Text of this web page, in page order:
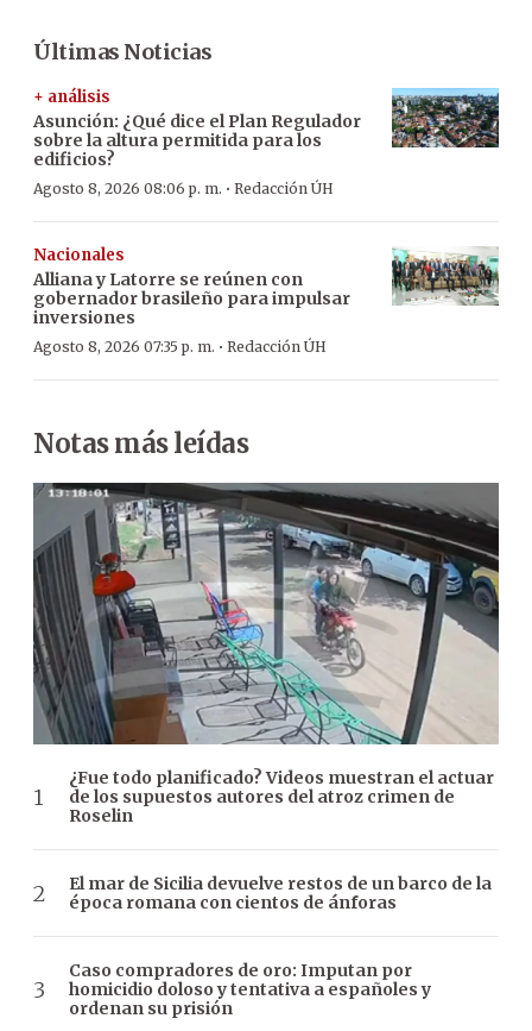
Últimas Noticias
+ análisis
Asunción: ¿Qué dice el Plan Regulador
sobre la altura permitida para los
edificios?
Agosto 8, 2026 08:06 p. m. · Redacción ÚH
Nacionales
Alliana y Latorre se reúnen con
gobernador brasileño para impulsar
inversiones
Agosto 8, 2026 07:35 p. m. · Redacción ÚH
Notas más leídas
¿Fue todo planificado? Videos muestran el actuar
de los supuestos autores del atroz crimen de
Roselin
El mar de Sicilia devuelve restos de un barco de la
época romana con cientos de ánforas
Caso compradores de oro: Imputan por
homicidio doloso y tentativa a españoles y
ordenan su prisión